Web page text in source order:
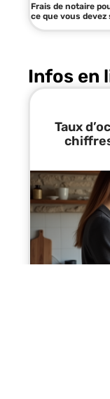
Frais de notaire
ce que vous devez
Infos en
Taux